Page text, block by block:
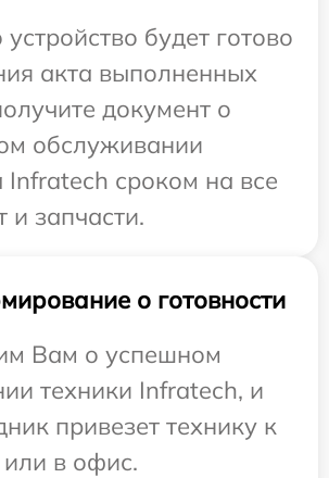
будет готово
акта выполненных
документ о
обслуживании
Infratech сроком на все
и запчасти.
о готовности
Вам о успешном
техники Infratech, и
привезет технику к
в офис.